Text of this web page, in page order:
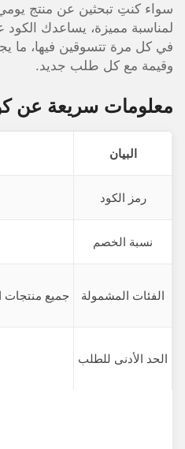
سواء كنتِ تبحثين عن منتج
لمناسبة مميزة، يساعدك
في كل مرة تتسوقين فيها، ما
وقيمة مع كل طلب جديد.
معلومات سريعة عن
البيان
رمز الكود
نسبة الخصم
الفئات المشمولة جميع منتجات
الحد الأدنى للطلب